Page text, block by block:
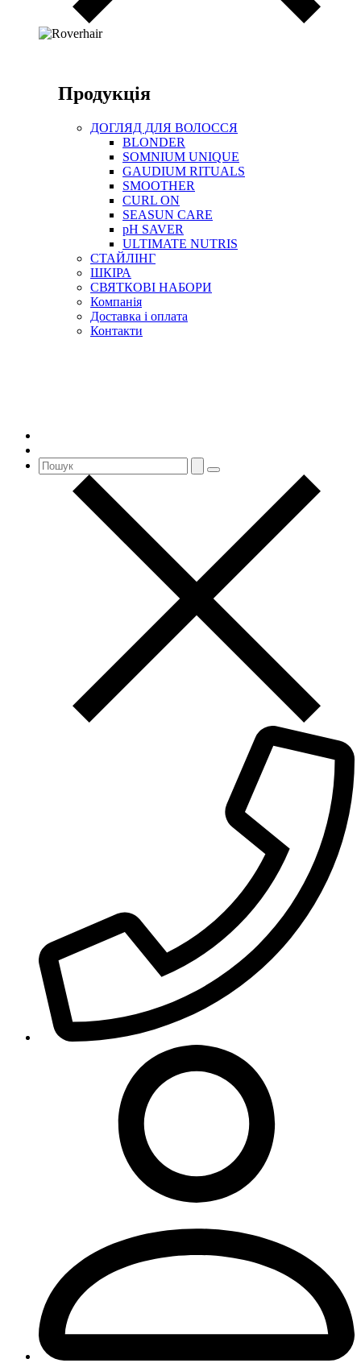
Продукція
ДОГЛЯД ДЛЯ ВОЛОССЯ
BLONDER
SOMNIUM UNIQUE
GAUDIUM RITUALS
SMOOTHER
CURL ON
SEASUN CARE
pH SAVER
ULTIMATE NUTRIS
СТАЙЛІНГ
ШКІРА
СВЯТКОВІ НАБОРИ
Компанія
Доставка і оплата
Контакти